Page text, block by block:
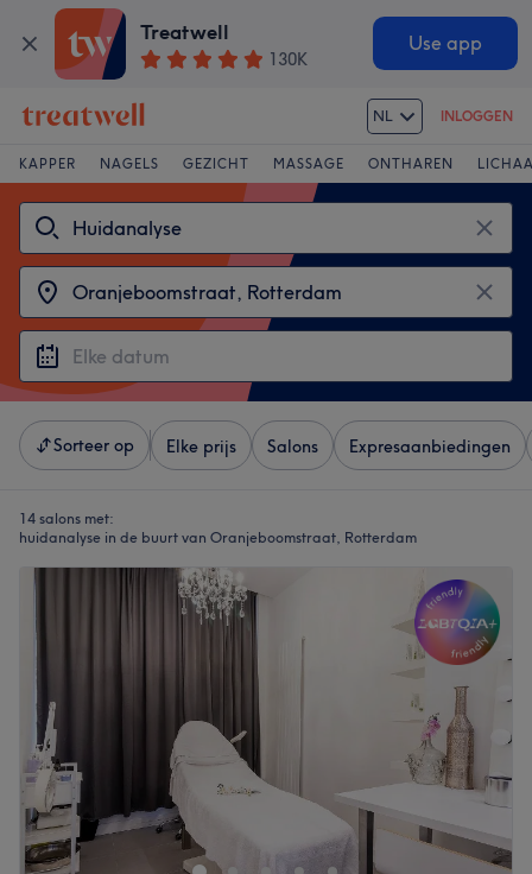
Treatwell
130K
Use app
NL INLOGGEN
KAPPER NAGELS GEZICHT MASSAGE ONTHAREN
Sorteer op Elke prijs Salons Expresaanbiedingen
14 salons met:
huidanalyse in de buurt van Oranjeboomstraat, Rotterdam